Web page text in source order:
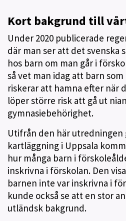
Kort bakgrund till
Under 2020 publicerade
där man ser att det svenska
hos barn om man går i
så vet man idag att barn
riskerar att hamna efter när
löper större risk att gå ut
gymnasiebehörighet.
Utifrån den här utredningen
kartläggning i Uppsala
hur många barn i
inskrivna i förskolan. Den
barnen inte var inskrivna i
kunde också se att en stor
utländsk bakgrund.